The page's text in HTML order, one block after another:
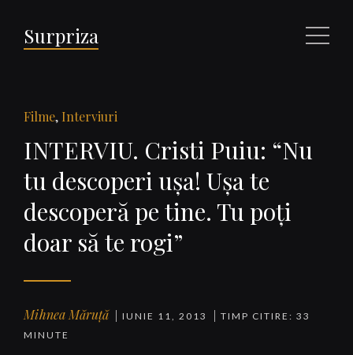
Surpriza Meniu
Filme, Interviuri
INTERVIU. Cristi Puiu: “Nu
tu descoperi uşa! Uşa te
descoperă pe tine. Tu poţi
doar să te rogi”
Mihnea Măruță IUNIE 11, 2013
TIMP CITIRE: 33
MINUTE